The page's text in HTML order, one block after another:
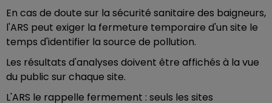
En cas de doute sur la sécurité sanitaire des baigneurs,
l'ARS peut exiger la fermeture temporaire d'un site le
temps d'identifier la source de pollution.
Les résultats d'analyses doivent être affichés à la vue
du public sur chaque site.
L'ARS le rappelle fermement : seuls les sites